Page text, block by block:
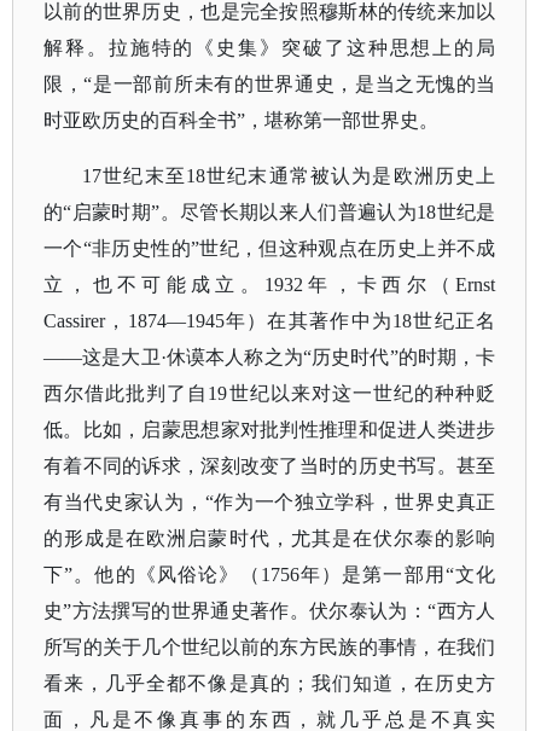
以前的世界历史，也是完全按照穆斯林的传统来加以
解释。拉施特的《史集》突破了这种思想上的局
限，“是一部前所未有的世界通史，是当之无愧的当
时亚欧历史的百科全书”，堪称第一部世界史。
17世纪末至18世纪末通常被认为是欧洲历史上
的“启蒙时期”。尽管长期以来人们普遍认为18世纪是
一个“非历史性的”世纪，但这种观点在历史上并不成
立，也不可能成立。1932年，卡西尔（Ernst
Cassirer，1874—1945年）在其著作中为18世纪正名
——这是大卫·休谟本人称之为“历史时代”的时期，卡
西尔借此批判了自19世纪以来对这一世纪的种种贬
低。比如，启蒙思想家对批判性推理和促进人类进步
有着不同的诉求，深刻改变了当时的历史书写。甚至
有当代史家认为，“作为一个独立学科，世界史真正
的形成是在欧洲启蒙时代，尤其是在伏尔泰的影响
下”。他的《风俗论》（1756年）是第一部用“文化
史”方法撰写的世界通史著作。伏尔泰认为：“西方人
所写的关于几个世纪以前的东方民族的事情，在我们
看来，几乎全都不像是真的；我们知道，在历史方
面，凡是不像真事的东西，就几乎总是不真实